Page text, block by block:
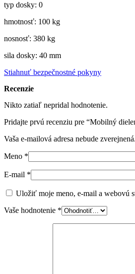
typ dosky: 0
hmotnosť: 100 kg
nosnosť: 380 kg
sila dosky: 40 mm
Stiahnuť bezpečnostné pokyny
Recenzie
Nikto zatiaľ nepridal hodnotenie.
Pridajte prvú recenziu pre “Mobilný
Vaša e-mailová adresa nebude zverejnená.
Meno *
E-mail *
Uložiť moje meno, e-mail a webovú
Vaše hodnotenie *